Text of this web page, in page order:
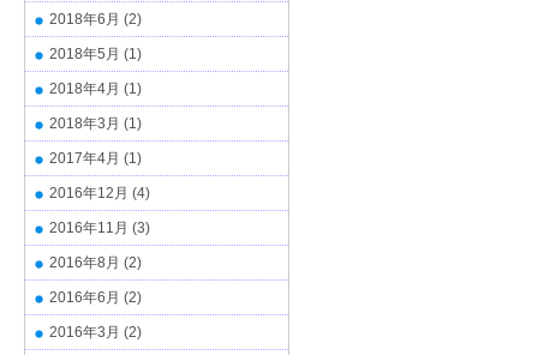
2018年6月 (2)
2018年5月 (1)
2018年4月 (1)
2018年3月 (1)
2017年4月 (1)
2016年12月 (4)
2016年11月 (3)
2016年8月 (2)
2016年6月 (2)
2016年3月 (2)